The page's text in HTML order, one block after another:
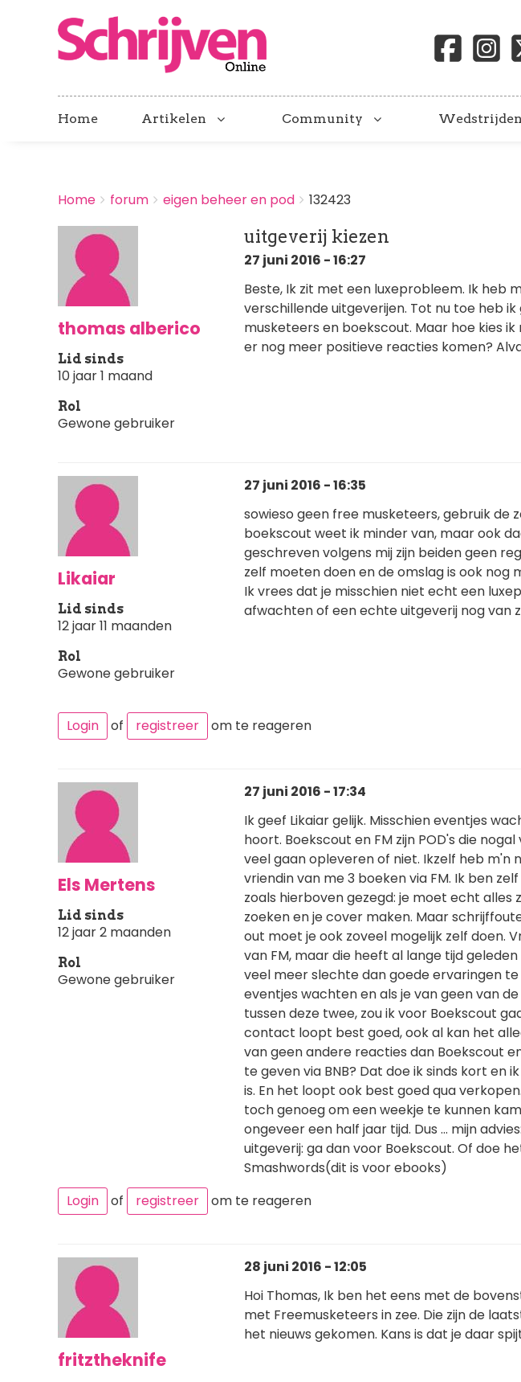
Home Artikelen Community Wedstrijden
BREADCRUMBS
You
here:
Home forum eigen beheer en pod 132423
thomas alberico
Lid sinds
10 jaar 1 maand
Rol
Gewone gebruiker
uitgeverij kiezen
27 juni 2016 - 16:27
Beste, Ik zit met een luxeprobleem. Ik heb
verschillende uitgeverijen. Tot nu toe heb
musketeers en boekscout. Maar hoe kies
er nog meer positieve reacties komen?
Likaiar
Lid sinds
12 jaar 11 maanden
Rol
Gewone gebruiker
27 juni 2016 - 16:35
sowieso geen free musketeers, gebruik de
boekscout weet ik minder van, maar ook
geschreven volgens mij zijn beiden geen
zelf moeten doen en de omslag is ook
Ik vrees dat je misschien niet echt een
afwachten of een echte uitgeverij nog van
Login of registreer om te reageren
Els Mertens
Lid sinds
12 jaar 2 maanden
Rol
Gewone gebruiker
27 juni 2016 - 17:34
Ik geef Likaiar gelijk. Misschien eventjes
hoort. Boekscout en FM zijn POD's die
veel gaan opleveren of niet. Ikzelf heb m'n
vriendin van me 3 boeken via FM. Ik ben
zoals hierboven gezegd: je moet echt
zoeken en je cover maken. Maar
out moet je ook zoveel mogelijk zelf doen.
van FM, maar die heeft al lange tijd
veel meer slechte dan goede ervaringen
eventjes wachten en als je van geen van
tussen deze twee, zou ik voor Boekscout
contact loopt best goed, ook al kan het
van geen andere reacties dan Boekscout
te geven via BNB? Dat doe ik sinds kort
is. En het loopt ook best goed qua
toch genoeg om een weekje te kunnen
ongeveer een half jaar tijd. Dus ... mijn
uitgeverij: ga dan voor Boekscout. Of doe
Smashwords(dit is voor ebooks)
Login
of registreer om te reageren
fritztheknife
28 juni 2016 - 12:05
Hoi Thomas, Ik ben het eens met de
met Freemusketeers in zee. Die zijn de
het nieuws gekomen. Kans is dat je daar